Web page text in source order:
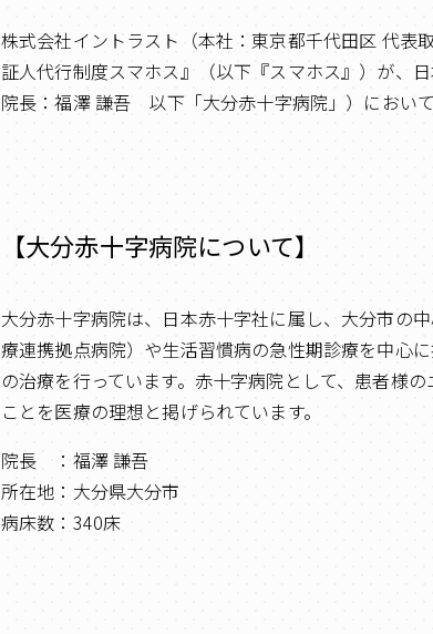
株式会社イントラスト（本社：東京都千代田区 代表
証人代行制度スマホス』（以下『スマホス』）が、
院長：福澤 謙吾 以下「大分赤十字病院」）におい
【大分赤十字病院について】
大分赤十字病院は、日本赤十字社に属し、大分市の
療連携拠点病院）や生活習慣病の急性期診療を中心
の治療を行っています。赤十字病院として、患者様
ことを医療の理想と掲げられています。
院長 ：福澤 謙吾
所在地：大分県大分市
病床数：340床